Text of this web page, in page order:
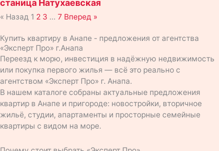
станица Натухаевская
« Назад 1 2 3 … 7 Вперед »
Купить квартиру в Анапе - предложения от агентства
«Эксперт Про» г.Анапа
Переезд к морю, инвестиция в надёжную недвижимость
или покупка первого жилья — всё это реально с
агентством «Эксперт Про» г. Анапа.
В нашем каталоге собраны актуальные предложения
квартир в Анапе и пригороде: новостройки, вторичное
жильё, студии, апартаменты и просторные семейные
квартиры с видом на море.